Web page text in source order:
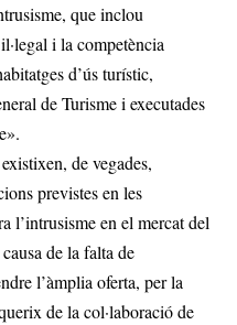
que inclou
i la competència
d’ús turístic,
de Turisme i executades
de vegades,
previstes en les
l’intrusisme en el mercat del
de la falta de
l’àmplia oferta, per la
de la col·laboració de